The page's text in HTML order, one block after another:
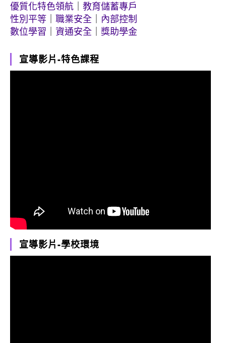
優質化特色領航
教育儲蓄專戶
性別平等
職業安全
內部控制
數位學習
資通安全 獎助學金
宣導影片-特色課程
宣導影片-學校環境